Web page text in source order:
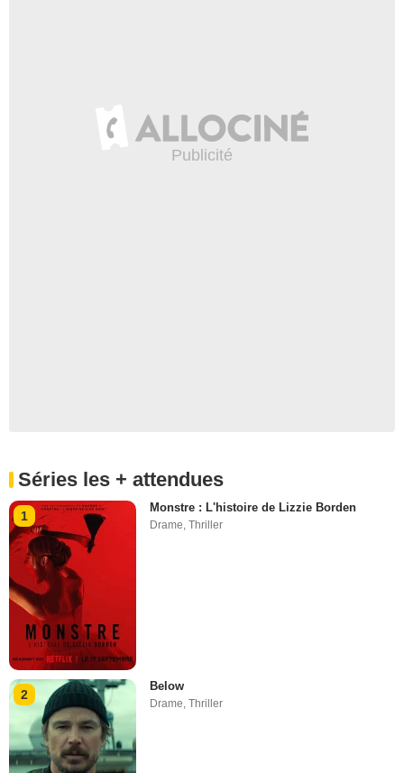
Séries les + attendues
1
Monstre : L'histoire de Lizzie Borden
Drame,Thriller
2
Below
Drame,Thriller